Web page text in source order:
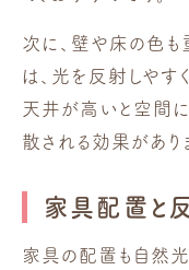
次に、壁や床の色
は、光を反射しやす
天井が高いと空間
散される効果がありま
家具配置と
家具の配置も自然